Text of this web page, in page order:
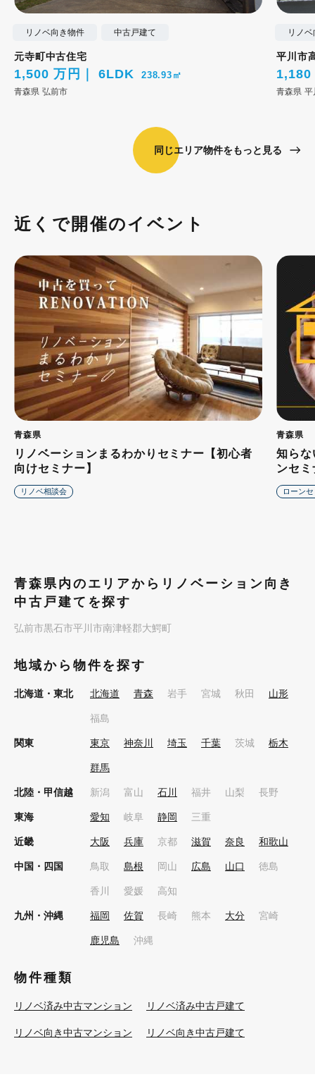
リノベ向き物件 中古戸建て
元寺町中古住宅
1,500 万円 6LDK 238.93㎡
青森県 弘前市
リノ
平川市
1,180
青森県 平
同じエリア物件をもっと見る
近くで開催のイベント
青森県
リノベーションまるわかりセミナー【初心者
向けセミナー】
リノベ相談会
青森県
知らな
ンセ
ローン
青森県内のエリアからリノベーション向き
中古戸建てを探す
弘前市黒石市平川市南津軽郡大鰐町
地域から物件を探す
北海道・東北 北海道 青森 岩手 宮城 秋田 山形
福島
関東 東京 神奈川 埼玉 千葉 茨城 栃木
群馬
北陸・甲信越 新潟 富山 石川 福井 山梨 長野
東海 愛知 岐阜 静岡 三重
近畿 大阪 兵庫 京都 滋賀 奈良 和歌山
中国・四国 鳥取 島根 岡山 広島 山口 徳島
香川 愛媛 高知
九州・沖縄 福岡 佐賀 長崎 熊本 大分 宮崎
鹿児島 沖縄
物件種類
リノベ済み中古マンション リノベ済み中古戸建て
リノベ向き中古マンション リノベ向き中古戸建て